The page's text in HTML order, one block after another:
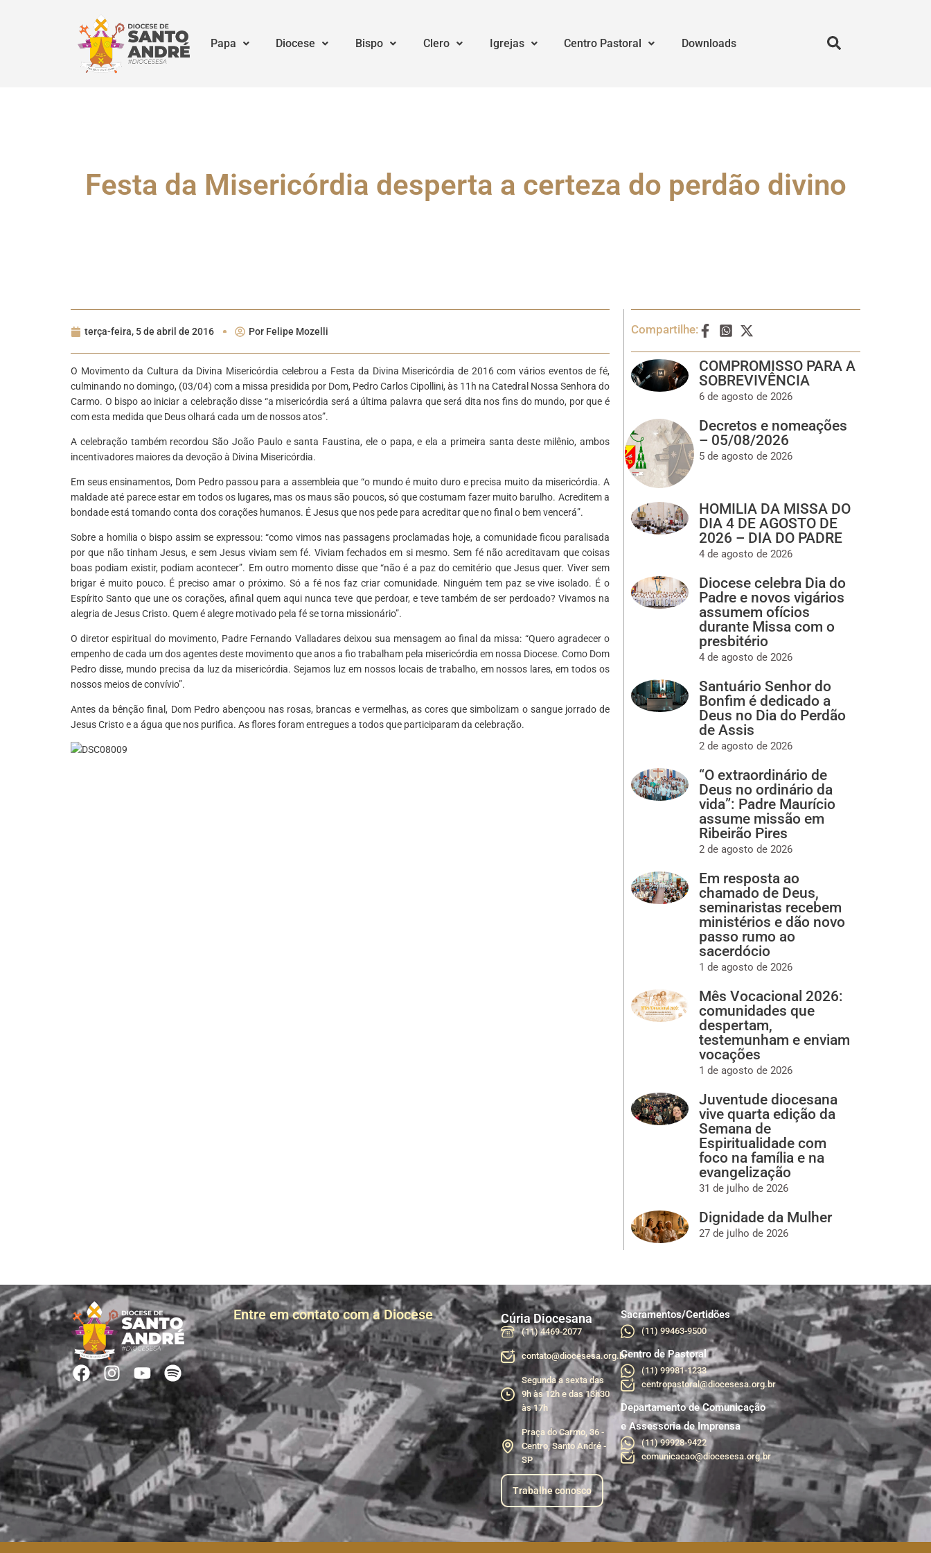
Papa Diocese Bispo Clero Igrejas Centro Pastoral Downloads
Festa da Misericórdia desperta a certeza do perdão divino
terça-feira, 5 de abril de 2016 Por Felipe Mozelli
O Movimento da Cultura da Divina Misericórdia celebrou a Festa da Divina Misericórdia de 2016 com vários eventos de fé,
culminando no domingo, (03/04) com a missa presidida por Dom, Pedro Carlos Cipollini, às 11h na Catedral Nossa Senhora do
Carmo. O bispo ao iniciar a celebração disse “a misericórdia será a última palavra que será dita nos fins do mundo, por que é
com esta medida que Deus olhará cada um de nossos atos”.
A celebração também recordou São João Paulo e santa Faustina, ele o papa, e ela a primeira santa deste milênio, ambos
incentivadores maiores da devoção à Divina Misericórdia.
Em seus ensinamentos, Dom Pedro passou para a assembleia que “o mundo é muito duro e precisa muito da misericórdia. A
maldade até parece estar em todos os lugares, mas os maus são poucos, só que costumam fazer muito barulho. Acreditem a
bondade está tomando conta dos corações humanos. É Jesus que nos pede para acreditar que no final o bem vencerá”.
Sobre a homilia o bispo assim se expressou: “como vimos nas passagens proclamadas hoje, a comunidade ficou paralisada
por que não tinham Jesus, e sem Jesus viviam sem fé. Viviam fechados em si mesmo. Sem fé não acreditavam que coisas
boas podiam existir, podiam acontecer”. Em outro momento disse que “não é a paz do cemitério que Jesus quer. Viver sem
brigar é muito pouco. É preciso amar o próximo. Só a fé nos faz criar comunidade. Ninguém tem paz se vive isolado. É o
Espírito Santo que une os corações, afinal quem aqui nunca teve que perdoar, e teve também de ser perdoado? Vivamos na
alegria de Jesus Cristo. Quem é alegre motivado pela fé se torna missionário”.
O diretor espiritual do movimento, Padre Fernando Valladares deixou sua mensagem ao final da missa: “Quero agradecer o
empenho de cada um dos agentes deste movimento que anos a fio trabalham pela misericórdia em nossa Diocese. Como Dom
Pedro disse, mundo precisa da luz da misericórdia. Sejamos luz em nossos locais de trabalho, em nossos lares, em todos os
nossos meios de convívio”.
Antes da bênção final, Dom Pedro abençoou nas rosas, brancas e vermelhas, as cores que simbolizam o sangue jorrado de
Jesus Cristo e a água que nos purifica. As flores foram entregues a todos que participaram da celebração.
Compartilhe:
COMPROMISSO PARA A
SOBREVIVÊNCIA
6 de agosto de 2026
Decretos e nomeações
– 05/08/2026
5 de agosto de 2026
HOMILIA DA MISSA DO
DIA 4 DE AGOSTO DE
2026 – DIA DO PADRE
4 de agosto de 2026
Diocese celebra Dia do
Padre e novos vigários
assumem ofícios
durante Missa com o
presbitério
4 de agosto de 2026
Santuário Senhor do
Bonfim é dedicado a
Deus no Dia do Perdão
de Assis
2 de agosto de 2026
“O extraordinário de
Deus no ordinário da
vida”: Padre Maurício
assume missão em
Ribeirão Pires
2 de agosto de 2026
Em resposta ao
chamado de Deus,
seminaristas recebem
ministérios e dão novo
passo rumo ao
sacerdócio
1 de agosto de 2026
Mês Vocacional 2026:
comunidades que
despertam,
testemunham e enviam
vocações
1 de agosto de 2026
Juventude diocesana
vive quarta edição da
Semana de
Espiritualidade com
foco na família e na
evangelização
31 de julho de 2026
Dignidade da Mulher
27 de julho de 2026
Entre em contato com a Diocese Cúria Diocesana
(11) 4469-2077
contato@diocesesa.org.br
Segunda a sexta das
9h às 12h e das 13h30
às 17h
Praça do Carmo, 36 -
Centro, Santo André -
SP
Trabalhe conosco
Sacramentos/Certidões
(11) 99463-9500
Centro de Pastoral
(11) 99981-1233
centropastoral@diocesesa.org.br
Departamento de Comunicação
e Assessoria de Imprensa
(11) 99928-9422
comunicacao@diocesesa.org.br